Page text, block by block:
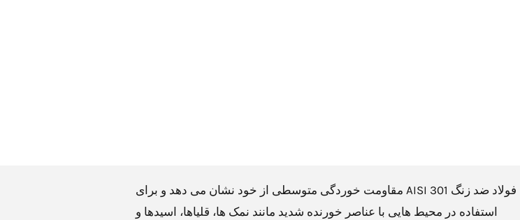
فولاد ضد زنگ AISI 301 مقاومت خوردگی متوسطی از خود نشان می دهد و برای
استفاده در محیط هایی با عناصر خورنده شدید مانند نمک ها، قلیاها، اسیدها و